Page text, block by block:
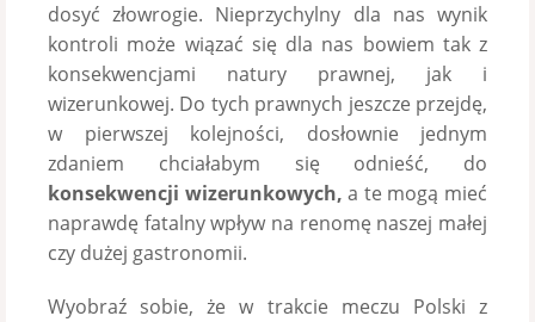
dosyć złowrogie. Nieprzychylny dla nas wynik
kontroli może wiązać się dla nas bowiem tak z
konsekwencjami natury prawnej, jak i
wizerunkowej. Do tych prawnych jeszcze przejdę,
w pierwszej kolejności, dosłownie jednym
zdaniem chciałabym się odnieść, do
konsekwencji wizerunkowych, a te mogą mieć
naprawdę fatalny wpływ na renomę naszej małej
czy dużej gastronomii.
Wyobraź sobie, że w trakcie meczu Polski z